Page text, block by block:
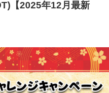
【2025年12月最新